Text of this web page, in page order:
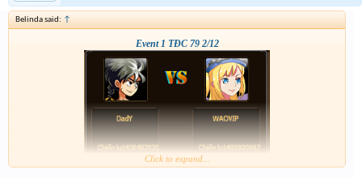
Belinda said: ↑
Event 1 TĐC 79 2/12
Click to expand...